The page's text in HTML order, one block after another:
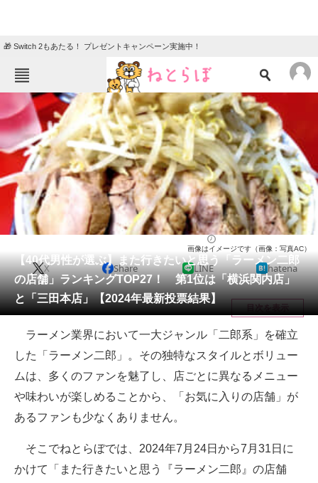
🎁 Switch 2もあたる！ プレゼントキャンペーン実施中！
ねとらぼメニュー
TOP ニュース
エンタメ クイズ
グルメ 地域
住まい 教育・育児
動物 リサーチ
会員記事
メディア
注目記事を集めた総合ページ
ITの今と未来を見通す
スマホと通信の最新トレンド
進化するPCとデバイスの未来
ビジネスと働き方のヒント
【40代男性が選ぶ】また行きたいと思う「ラーメン二郎
の店舗」ランキングTOP27！ 第1位は「横浜関内店」
と「三田本店」【2024年最新投票結果】
画像はイメージです（画像：写真AC）
X Share LINE hatena
目次を表示
ラーメン業界において一大ジャンル「二郎系」を確立
した「ラーメン二郎」。その独特なスタイルとボリュー
ムは、多くのファンを魅了し、店ごとに異なるメニュー
や味わいが楽しめることから、「お気に入りの店舗」が
あるファンも少なくありません。
そこでねとらぼでは、2024年7月24日から7月31日に
かけて「また行きたいと思う『ラーメン二郎』の店舗